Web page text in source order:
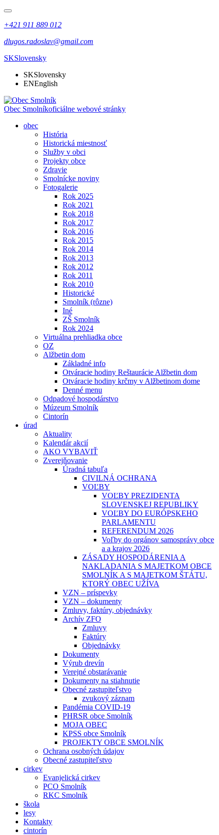
+421 911 889 012
dlugos.radoslav@gmail.com
SKSlovensky
SKSlovensky
ENEnglish
Obec Smolníkoficiálne webové stránky
obec
História
Historická miestnosť
Služby v obci
Projekty obce
Zdravie
Smolnícke noviny
Fotogalerie
Rok 2025
Rok 2021
Rok 2018
Rok 2017
Rok 2016
Rok 2015
Rok 2014
Rok 2013
Rok 2012
Rok 2011
Rok 2010
Historické
Smolník (rôzne)
Iné
ZŠ Smolník
Rok 2024
Virtuálna prehliadka obce
OZ
Alžbetin dom
Základné info
Otváracie hodiny Reštaurácie Alžbetin dom
Otváracie hodiny krčmy v Alžbetinom dome
Denné menu
Odpadové hospodárstvo
Múzeum Smolník
Cintorín
úrad
Aktuality
Kalendár akcií
AKO VYBAVIŤ
Zverejňovanie
Úradná tabuľa
CIVILNÁ OCHRANA
VOĽBY
VOĽBY PREZIDENTA
SLOVENSKEJ REPUBLIKY
VOĽBY DO EURÓPSKEHO
PARLAMENTU
REFERENDUM 2026
Voľby do orgánov samosprávy obce
a a krajov 2026
ZÁSADY HOSPODÁRENIA A
NAKLADANIA S MAJETKOM OBCE
SMOLNÍK A S MAJETKOM ŠTÁTU,
KTORÝ OBEC UŽÍVA
VZN – príspevky
VZN – dokumenty
Zmluvy, faktúry, objednávky
Archív ZFO
Zmluvy
Faktúry
Objednávky
Dokumenty
Výrub drevín
Verejné obstarávanie
Dokumenty na stiahnutie
Obecné zastupiteľstvo
zvukový záznam
Pandémia COVID-19
PHRSR obce Smolník
MOJA OBEC
KPSS obce Smolník
PROJEKTY OBCE SMOLNÍK
Ochrana osobných údajov
Obecné zastupiteľstvo
cirkev
Evanjelická cirkev
PCO Smolník
RKC Smolník
škola
lesy
Kontakty
cintorín